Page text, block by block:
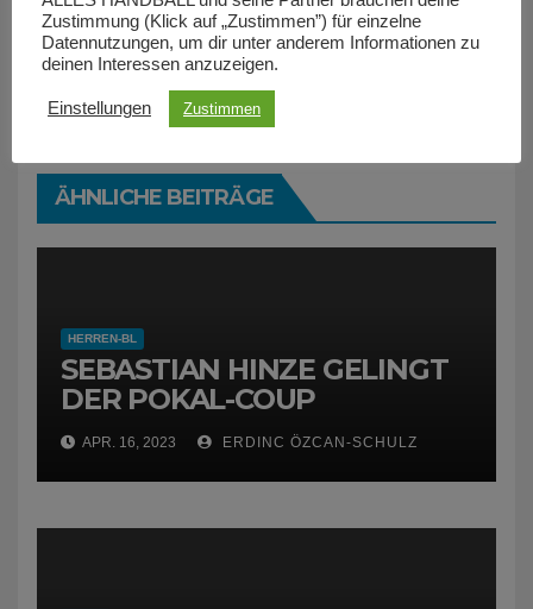
ÄHNLICHE BEITRÄGE
HERREN-BL
SEBASTIAN HINZE GELINGT
DER POKAL-COUP
APR. 16, 2023 ERDINC ÖZCAN-SCHULZ
Zustimmung (Klick auf „Zustimmen”) für einzelne
Datennutzungen, um dir unter anderem Informationen zu
deinen Interessen anzuzeigen.
Einstellungen Zustimmen